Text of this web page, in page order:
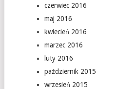
czerwiec 2016
maj 2016
kwiecień 2016
marzec 2016
luty 2016
październik 2015
wrzesień 2015